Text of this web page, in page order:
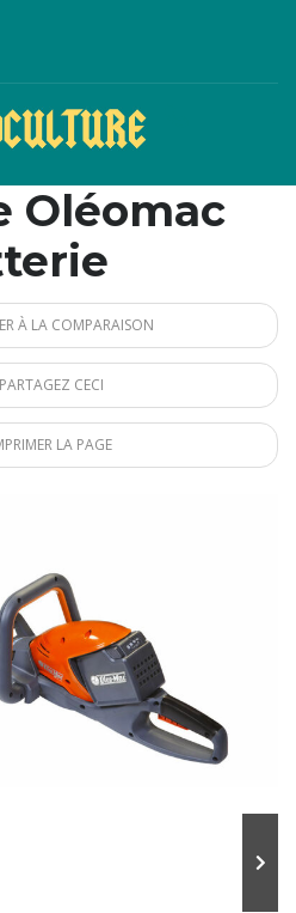
Oléomac
À LA COMPARAISON
PARTAGEZ CECI
LA PAGE